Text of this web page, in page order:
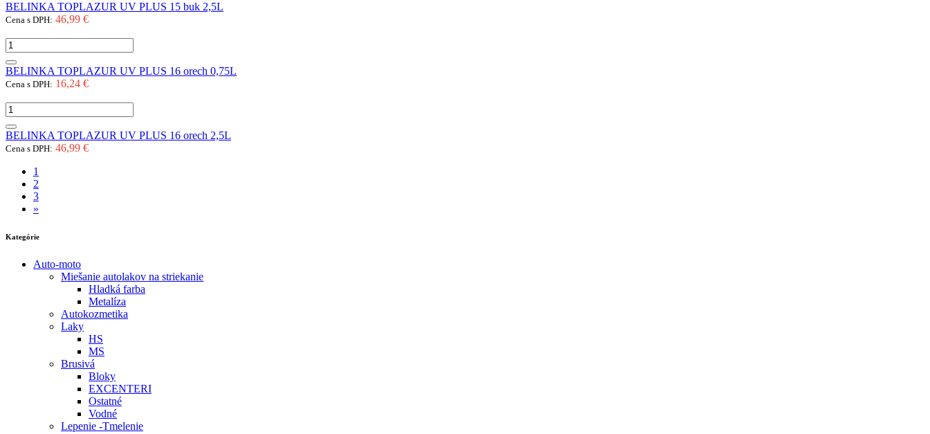
BELINKA TOPLAZUR UV PLUS 15 buk 2,5L
Cena s DPH: 46,99 €
BELINKA TOPLAZUR UV PLUS 16 orech 0,75L
Cena s DPH: 16,24 €
BELINKA TOPLAZUR UV PLUS 16 orech 2,5L
Cena s DPH: 46,99 €
1
2
3
»
Kategórie
Auto-moto
Miešanie autolakov na striekanie
Hladká farba
Metalíza
Autokozmetika
Laky
HS
MS
Brusivá
Bloky
EXCENTERI
Ostatné
Vodné
Lepenie -Tmelenie